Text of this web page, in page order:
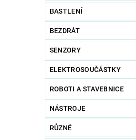
BASTLENÍ
BEZDRÁT
SENZORY
ELEKTROSOUČÁSTKY
ROBOTI A STAVEBNICE
NÁSTROJE
RŮZNÉ